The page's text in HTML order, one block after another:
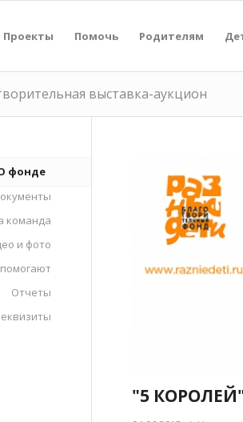
Проекты Помочь Родителям
выставка-аукцион
фонде
команда
и фото
Отчеты
"5